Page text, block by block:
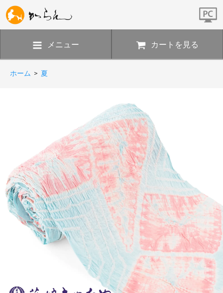
メニュー カートを見る
ホーム > 夏